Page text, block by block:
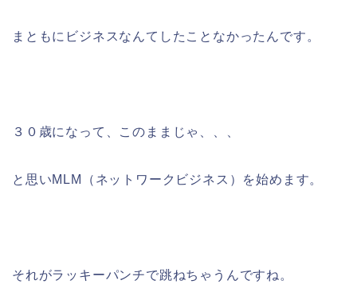
まともにビジネスなんてしたことなかったんです。
３０歳になって、このままじゃ、、、
と思いMLM（ネットワークビジネス）を始めます。
それがラッキーパンチで跳ねちゃうんですね。